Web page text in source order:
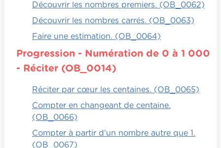
Découvrir les nombres premiers. (OB_0062)
Découvrir les nombres carrés. (OB_0063)
Faire une estimation. (OB_0064)
Progression - Numération de 0 à 1 000
- Réciter (OB_0014)
Réciter par cœur les centaines. (OB_0065)
Compter en changeant de centaine.
(OB_0066)
Compter à partir d'un nombre autre que 1.
(OB_0067)